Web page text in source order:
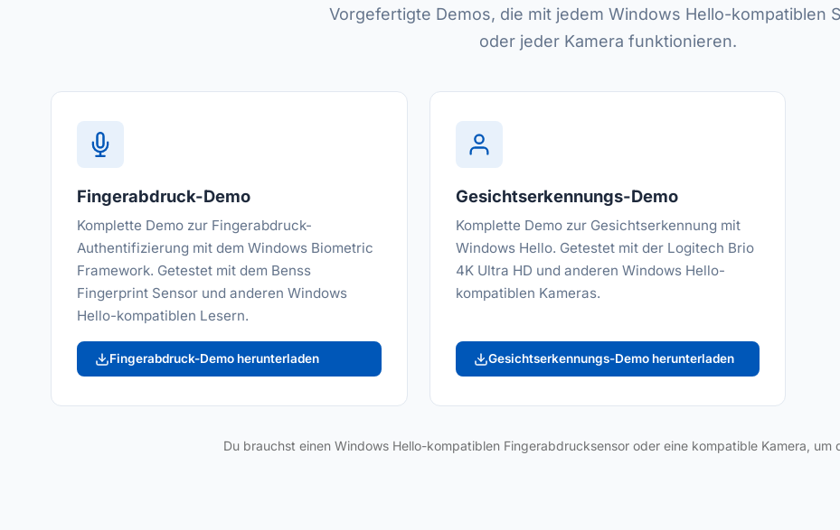
Vorgefertigte Demos, die mit jedem Windows Hello-kompatiblen
oder jeder Kamera funktionieren.
Fingerabdruck-Demo
Komplette Demo zur Fingerabdruck-
Authentifizierung mit dem Windows Biometric
Framework. Getestet mit dem Benss
Fingerprint Sensor und anderen Windows
Hello-kompatiblen Lesern.
Fingerabdruck-Demo herunterladen
Gesichtserkennungs-Demo
Komplette Demo zur Gesichtserkennung mit
Windows Hello. Getestet mit der Logitech Brio
4K Ultra HD und anderen Windows Hello-
kompatiblen Kameras.
Gesichtserkennungs-Demo herunterladen
Du brauchst einen Windows Hello-kompatiblen Fingerabdrucksensor oder eine kompatible Kamera, um